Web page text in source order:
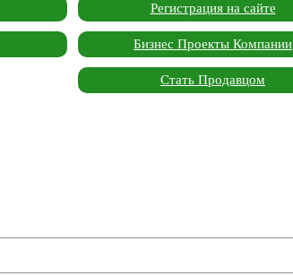
Регистрация на сайте
Бизнес Проекты Компании
Стать Продавцом